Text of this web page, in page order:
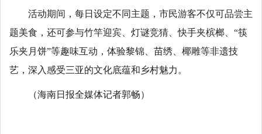
活动期间，每日设定不同主题，市民游客不仅可品尝主
题美食，还可参与竹竿迎宾、灯谜竞猜、快手夹槟榔、“筷
乐夹月饼”等趣味互动，体验黎锦、苗绣、椰雕等非遗技
艺，深入感受三亚的文化底蕴和乡村魅力。
（海南日报全媒体记者郭畅）